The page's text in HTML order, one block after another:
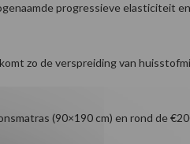
progressieve elasticiteit
zo de verspreiding van
(90×190 cm) en rond de